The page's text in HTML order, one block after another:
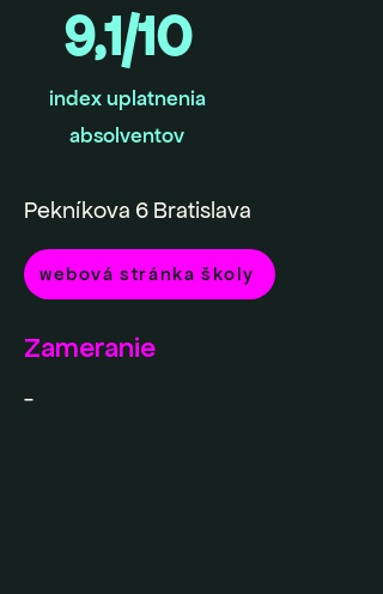
9,1/10
index uplatnenia
absolventov
Pekníkova 6 Bratislava
webová stránka školy
Zameranie
-